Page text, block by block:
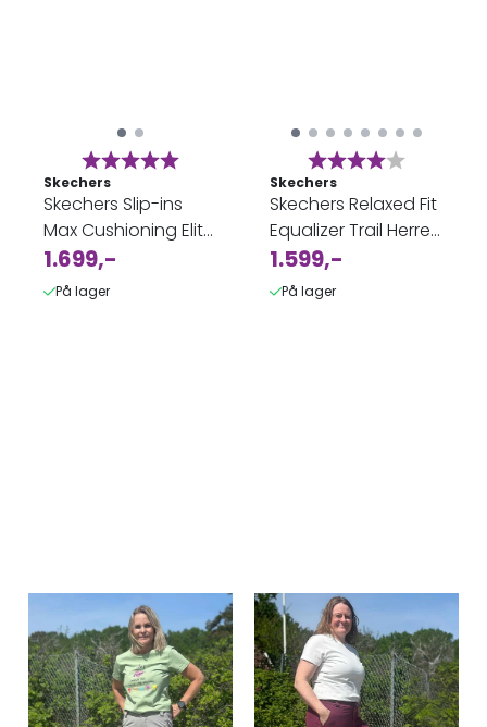
Karakter:
Skechers
Skechers Slip-ins
Max Cushioning Elite
Vanish Hvit Dame
1.699,-
På lager
Karakter:
Skechers
Skechers Relaxed Fit
Equalizer Trail Herre -
vanntett joggesko
1.599,-
På lager